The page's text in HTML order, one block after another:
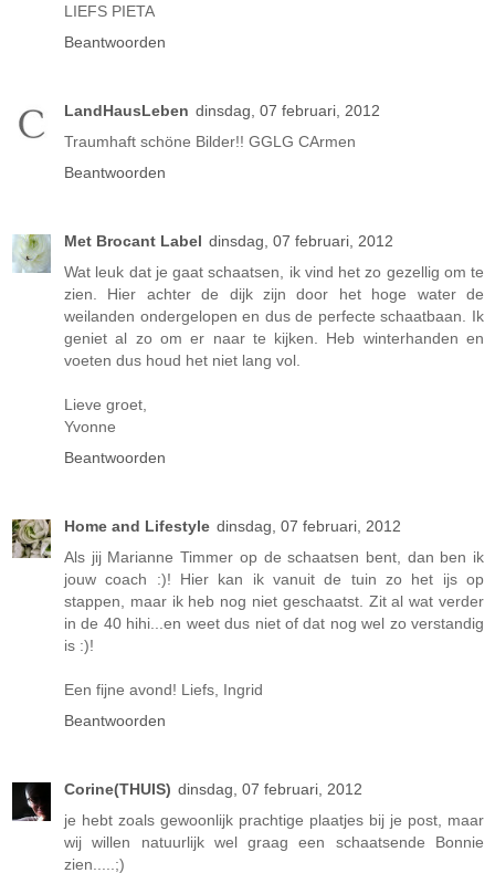
LIEFS PIETA
Beantwoorden
LandHausLeben dinsdag, 07 februari, 2012
Traumhaft schöne Bilder!! GGLG CArmen
Beantwoorden
Met Brocant Label dinsdag, 07 februari, 2012
Wat leuk dat je gaat schaatsen, ik vind het zo gezellig om te
zien. Hier achter de dijk zijn door het hoge water de
weilanden ondergelopen en dus de perfecte schaatbaan. Ik
geniet al zo om er naar te kijken. Heb winterhanden en
voeten dus houd het niet lang vol.
Lieve groet,
Yvonne
Beantwoorden
Home and Lifestyle dinsdag, 07 februari, 2012
Als jij Marianne Timmer op de schaatsen bent, dan ben ik
jouw coach :)! Hier kan ik vanuit de tuin zo het ijs op
stappen, maar ik heb nog niet geschaatst. Zit al wat verder
in de 40 hihi...en weet dus niet of dat nog wel zo verstandig
is :)!
Een fijne avond! Liefs, Ingrid
Beantwoorden
Corine(THUIS) dinsdag, 07 februari, 2012
je hebt zoals gewoonlijk prachtige plaatjes bij je post, maar
wij willen natuurlijk wel graag een schaatsende Bonnie
zien.....;)